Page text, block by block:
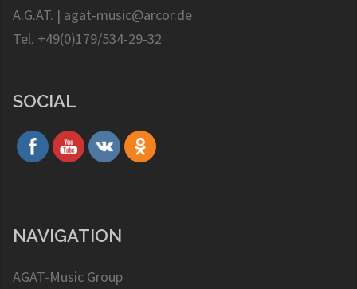
A.G.AT. | agat-music@arcor.de
Tel. +49(0)179/534-29-32
SOCIAL
NAVIGATION
AGAT-Music Group